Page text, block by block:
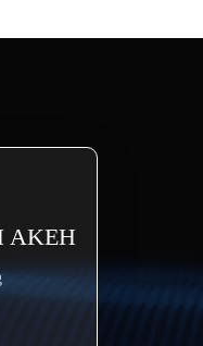
AKEH